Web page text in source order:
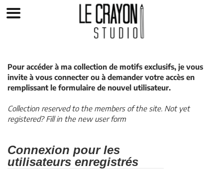
Pour accéder à ma collection de motifs exclusifs, je vous
invite à vous connecter ou à demander votre accès en
remplissant le formulaire de nouvel utilisateur.
Collection reserved to the members of the site. Not yet
registered? Fill in the new user form
Connexion pour les
utilisateurs enregistrés